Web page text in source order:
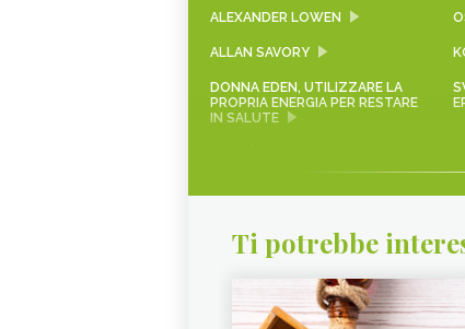
ALEXANDER LOWEN
ALLAN SAVORY
DONNA EDEN, UTILIZZARE LA
PROPRIA ENERGIA PER RESTARE
IN SALUTE
CHI È ANODEA JUDITH
Ti potrebbe